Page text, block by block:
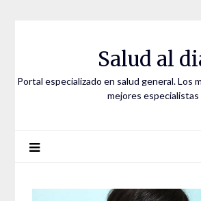
Salud al
Portal especializado en salud general. Los
mejores especialistas